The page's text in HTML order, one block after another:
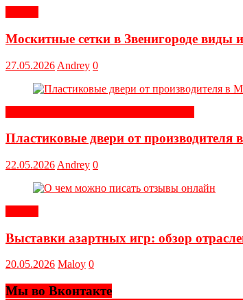
Москитные сетки в Звенигороде виды
27.05.2026 Andrey 0
Пластиковые двери от
22.05.2026 Andrey 0
Выставки азартных игр: обзор
20.05.2026 Maloy 0
Мы во Вконтакте